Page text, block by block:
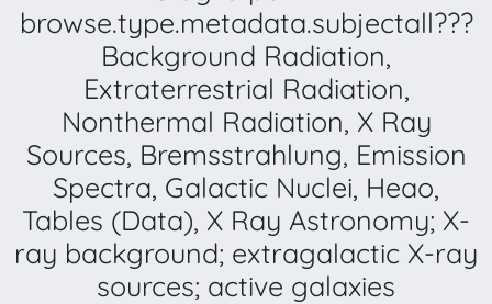
browse.type.metadata.subjectall???
Background Radiation,
Extraterrestrial Radiation,
Nonthermal Radiation, X Ray
Sources, Bremsstrahlung, Emission
Spectra, Galactic Nuclei, Heao,
Tables (Data), X Ray Astronomy; X-
ray background; extragalactic X-ray
sources; active galaxies